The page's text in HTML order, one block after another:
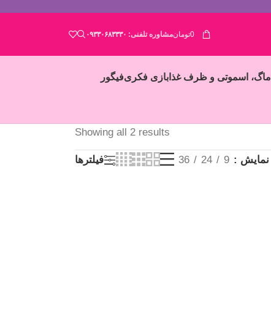
0تومانمشاوره تلفنی: ۰۹۳۳۰۶۸۳۳۳۰
ماگ، اسموتی و ظرف غذا بازی فکریفیگور
Showing all 2 results
نمایش 9
24
36 فیلترها